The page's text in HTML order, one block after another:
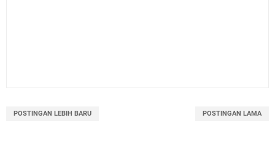
POSTINGAN LEBIH BARU POSTINGAN LAMA